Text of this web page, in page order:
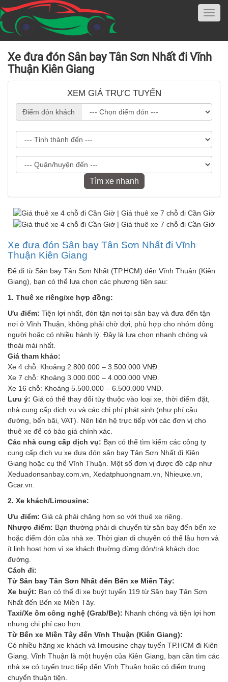
Xe đưa đón Sân bay Tân Sơn Nhất đi Vĩnh
Thuận Kiên Giang
XEM GIÁ TRỰC TUYẾN
Điểm đón khách
Tìm xe nhanh
Xe đưa đón Sân bay Tân Sơn Nhất đi Vĩnh
Thuận Kiên Giang
Để đi từ Sân bay Tân Sơn Nhất (TP.HCM) đến Vĩnh Thuận (Kiên
Giang), bạn có thể lựa chọn các phương tiện sau:
1. Thuê xe riêng/xe hợp đồng:
Ưu điểm: Tiện lợi nhất, đón tận nơi tại sân bay và đưa đến tận
nơi ở Vĩnh Thuận, không phải chờ đợi, phù hợp cho nhóm đông
người hoặc có nhiều hành lý. Đây là lựa chọn nhanh chóng và
thoải mái nhất.
Giá tham khảo:
Xe 4 chỗ: Khoảng 2.800.000 – 3.500.000 VNĐ.
Xe 7 chỗ: Khoảng 3.000.000 – 4.000.000 VNĐ.
Xe 16 chỗ: Khoảng 5.500.000 – 6.500.000 VNĐ.
Lưu ý: Giá có thể thay đổi tùy thuộc vào loại xe, thời điểm đặt,
nhà cung cấp dịch vụ và các chi phí phát sinh (như phí cầu
đường, bến bãi, VAT). Nên liên hệ trực tiếp với các đơn vị cho
thuê xe để có báo giá chính xác.
Các nhà cung cấp dịch vụ: Bạn có thể tìm kiếm các công ty
cung cấp dịch vụ xe đưa đón sân bay Tân Sơn Nhất đi Kiên
Giang hoặc cụ thể Vĩnh Thuận. Một số đơn vị được đề cập như
Xeduadonsanbay.com.vn, Xedatphuongnam.vn, Nhieuxe.vn,
Gcar.vn.
2. Xe khách/Limousine:
Ưu điểm: Giá cả phải chăng hơn so với thuê xe riêng.
Nhược điểm: Bạn thường phải di chuyển từ sân bay đến bến xe
hoặc điểm đón của nhà xe. Thời gian di chuyển có thể lâu hơn và
ít linh hoạt hơn vì xe khách thường dừng đón/trả khách dọc
đường.
Cách đi:
Từ Sân bay Tân Sơn Nhất đến Bến xe Miền Tây:
Xe buýt: Bạn có thể đi xe buýt tuyến 119 từ Sân bay Tân Sơn
Nhất đến Bến xe Miền Tây.
Taxi/Xe ôm công nghệ (Grab/Be): Nhanh chóng và tiện lợi hơn
nhưng chi phí cao hơn.
Từ Bến xe Miền Tây đến Vĩnh Thuận (Kiên Giang):
Có nhiều hãng xe khách và limousine chạy tuyến TP.HCM đi Kiên
Giang. Vĩnh Thuận là một huyện của Kiên Giang, bạn cần tìm các
nhà xe có tuyến trực tiếp đến Vĩnh Thuận hoặc có điểm trung
chuyển thuận tiện.